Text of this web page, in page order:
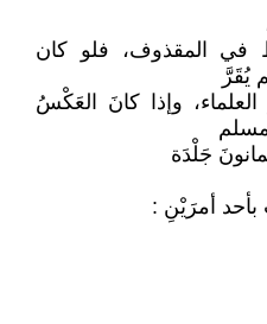
في المقذوف، فلو كان
يُقَرَّ
وإذا كانَ العَكْسُ
جَلْدَة
أمرَيْنِ :